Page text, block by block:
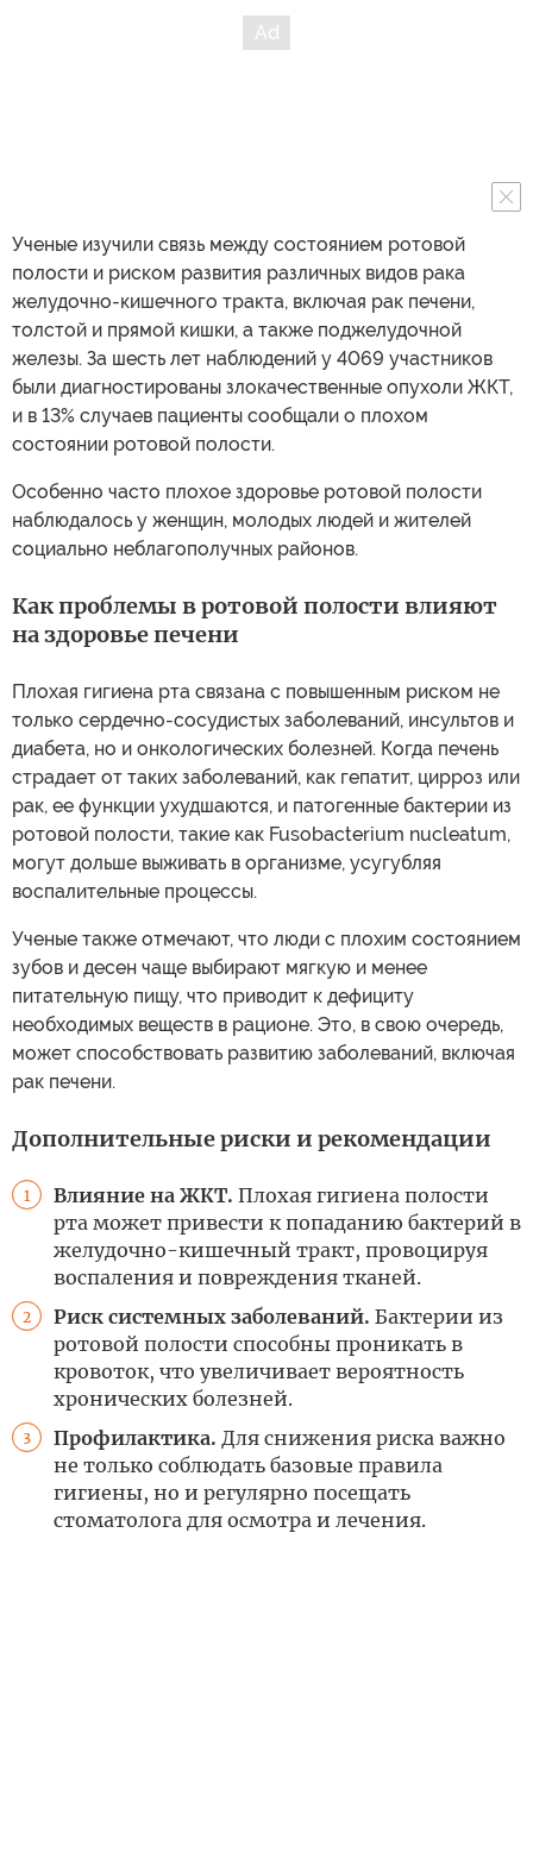
Ученые изучили связь между состоянием ротовой
полости и риском развития различных видов рака
желудочно-кишечного тракта, включая рак печени,
толстой и прямой кишки, а также поджелудочной
железы. За шесть лет наблюдений у 4069 участников
были диагностированы злокачественные опухоли ЖКТ,
и в 13% случаев пациенты сообщали о плохом
состоянии ротовой полости.
Особенно часто плохое здоровье ротовой полости
наблюдалось у женщин, молодых людей и жителей
социально неблагополучных районов.
Как проблемы в ротовой полости влияют
на здоровье печени
Плохая гигиена рта связана с повышенным риском не
только сердечно-сосудистых заболеваний, инсультов и
диабета, но и онкологических болезней. Когда печень
страдает от таких заболеваний, как гепатит, цирроз или
рак, ее функции ухудшаются, и патогенные бактерии из
ротовой полости, такие как Fusobacterium nucleatum,
могут дольше выживать в организме, усугубляя
воспалительные процессы.
Ученые также отмечают, что люди с плохим состоянием
зубов и десен чаще выбирают мягкую и менее
питательную пищу, что приводит к дефициту
необходимых веществ в рационе. Это, в свою очередь,
может способствовать развитию заболеваний, включая
рак печени.
Дополнительные риски и рекомендации
1 Влияние на ЖКТ. Плохая гигиена полости
рта может привести к попаданию бактерий в
желудочно-кишечный тракт, провоцируя
воспаления и повреждения тканей.
2 Риск системных заболеваний. Бактерии из
ротовой полости способны проникать в
кровоток, что увеличивает вероятность
хронических болезней.
3 Профилактика. Для снижения риска важно
не только соблюдать базовые правила
гигиены, но и регулярно посещать
стоматолога для осмотра и лечения.